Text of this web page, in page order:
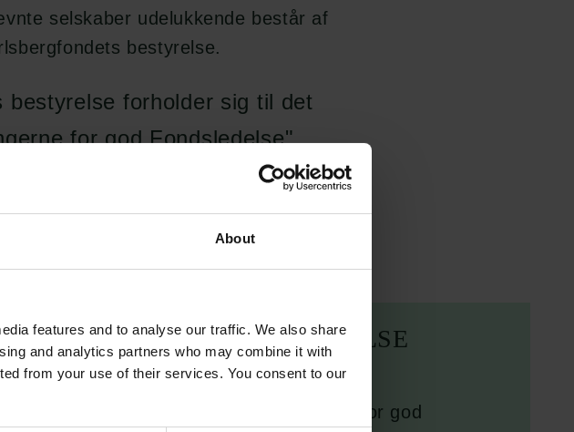
About
features and to analyse our traffic. We also share
and analytics partners who may combine it with
from your use of their services. You consent to our
selskaber udelukkende består af
bestyrelse.
bestyrelse forholder sig til det
for god Fondsledelse",
FOR GOD FONDSLEDELSE
seneste samt tidligere års 'Redegørelse for god